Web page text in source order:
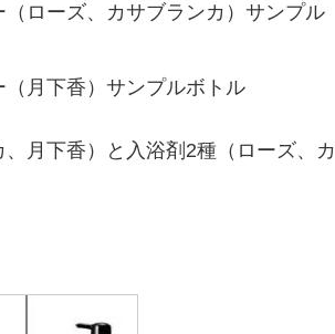
ローズ、カサブランカ）サンプル
月下香）サンプルボトル
月下香）と入浴剤2種（ローズ、カ